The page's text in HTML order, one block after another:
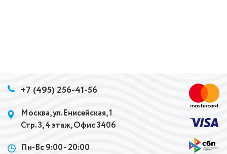
+7 (495) 256-41-56
Москва, ул.Енисейская, 1
Стр. 3, 4 этаж, Офис 3406
Пн-Вс 9:00 - 20:00